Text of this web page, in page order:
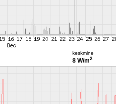
keskmine
8 W/m2